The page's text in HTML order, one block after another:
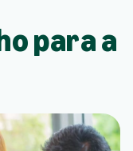
para a